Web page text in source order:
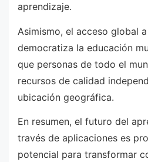
aprendizaje.
Asimismo, el acceso global
democratiza la educación
que personas de todo el
recursos de calidad
ubicación geográfica.
En resumen, el futuro del
través de aplicaciones es
potencial para transformar